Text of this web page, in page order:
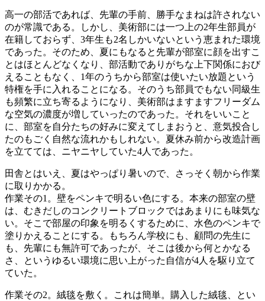
高一の部活であれば、先輩の手前、勝手なまねは許されない
のが常識である。しかし、美術部には一つ上の2年生部員が
在籍しておらず、3年生も2名しかいないという恵まれた環境
であった。そのため、夏にもなると先輩が部室に顔を出すこ
とはほとんどなくなり、部活動でありがちな上下関係におび
えることもなく、1年のうちから部室は使いたい放題という
特権を手に入れることになる。そのうち部員でもない同級生
も頻繁に立ち寄るようになり、美術部はますますフリーダム
な空気の濃度が増していったのであった。それをいいこと
に、部室を自分たちの好みに変えてしまおうと、意気投合し
たのもごく自然な流れかもしれない。夏休み前から改造計画
を立てては、ニヤニヤしていた4人であった。
田舎とはいえ、夏はやっぱり暑いので、さっそく朝から作業
に取りかかる。
作業その1。壁をペンキで明るい色にする。本来の部室の壁
は、むきだしのコンクリートブロックではあまりにも味気な
い。そこで部屋の印象を明るくするために、水色のペンキで
塗りかえることにする。もちろん学校にも、顧問の先生に
も、先輩にも無許可であったが、そこは後から何とかなる
さ、というゆるい環境に思い上がった自信が4人を駆り立て
ていた。
作業その2。絨毯を敷く。これは簡単。購入した絨毯、とい